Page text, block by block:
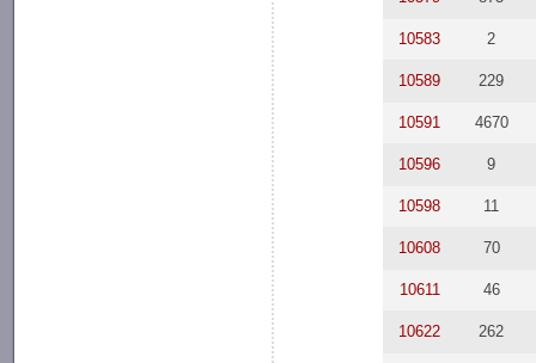
10583 2
10589 229
10591 4670
10596 9
10598 11
10608 70
10611 46
10622 262